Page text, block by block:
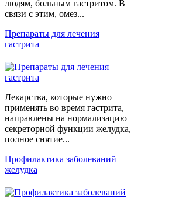
людям, больным гастритом. В
связи с этим, омез...
Препараты для лечения
гастрита
Лекарства, которые нужно
применять во время гастрита,
направлены на нормализацию
секреторной функции желудка,
полное снятие...
Профилактика заболеваний
желудка